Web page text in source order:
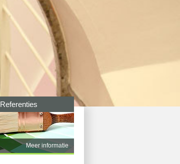
Referenties
Meer informatie